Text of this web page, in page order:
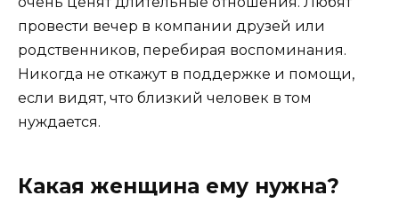
провести вечер в компании друзей или
родственников, перебирая воспоминания.
Никогда не откажут в поддержке и помощи,
если видят, что близкий человек в том
нуждается.
Какая женщина ему нужна?